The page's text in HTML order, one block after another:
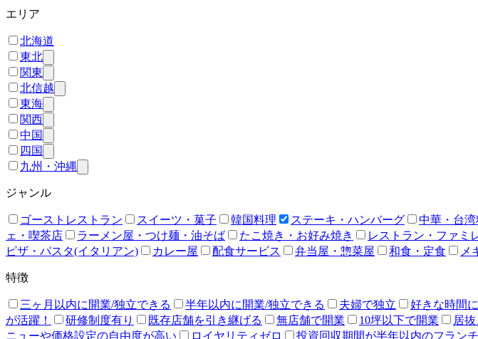
エリア
北海道
東北
関東
北信越
東海
関西
中国
四国
九州・沖縄
ジャンル
ゴーストレストラン スイーツ・菓子 韓国料理 ステーキ・ハンバーグ 中華・台湾
ェ・喫茶店
ラーメン屋・つけ麺・油そば たこ焼き・お好み焼き レストラン・ファミ
ピザ・パスタ(イタリアン)
カレー屋 配食サービス 弁当屋・惣菜屋 和食・定食 メ
特徴
三ヶ月以内に開業/独立できる 半年以内に開業/独立できる 夫婦で独立 好きな時間
が活躍！
研修制度有り 既存店舗を引き継げる 無店舗で開業 10坪以下で開業 居
ニューや価格設定の自由度が高い
ロイヤリティゼロ 投資回収期間が半年以内のフラン